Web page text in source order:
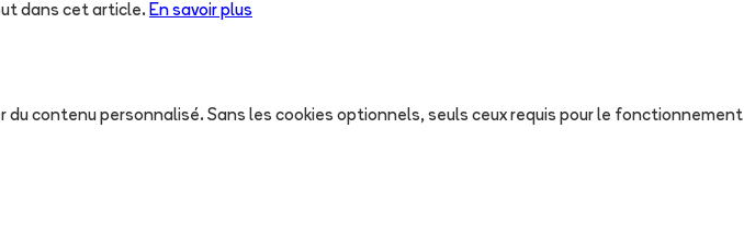
dans cet article. En savoir plus
contenu personnalisé. Sans les cookies optionnels, seuls ceux requis pour le fonctionnement